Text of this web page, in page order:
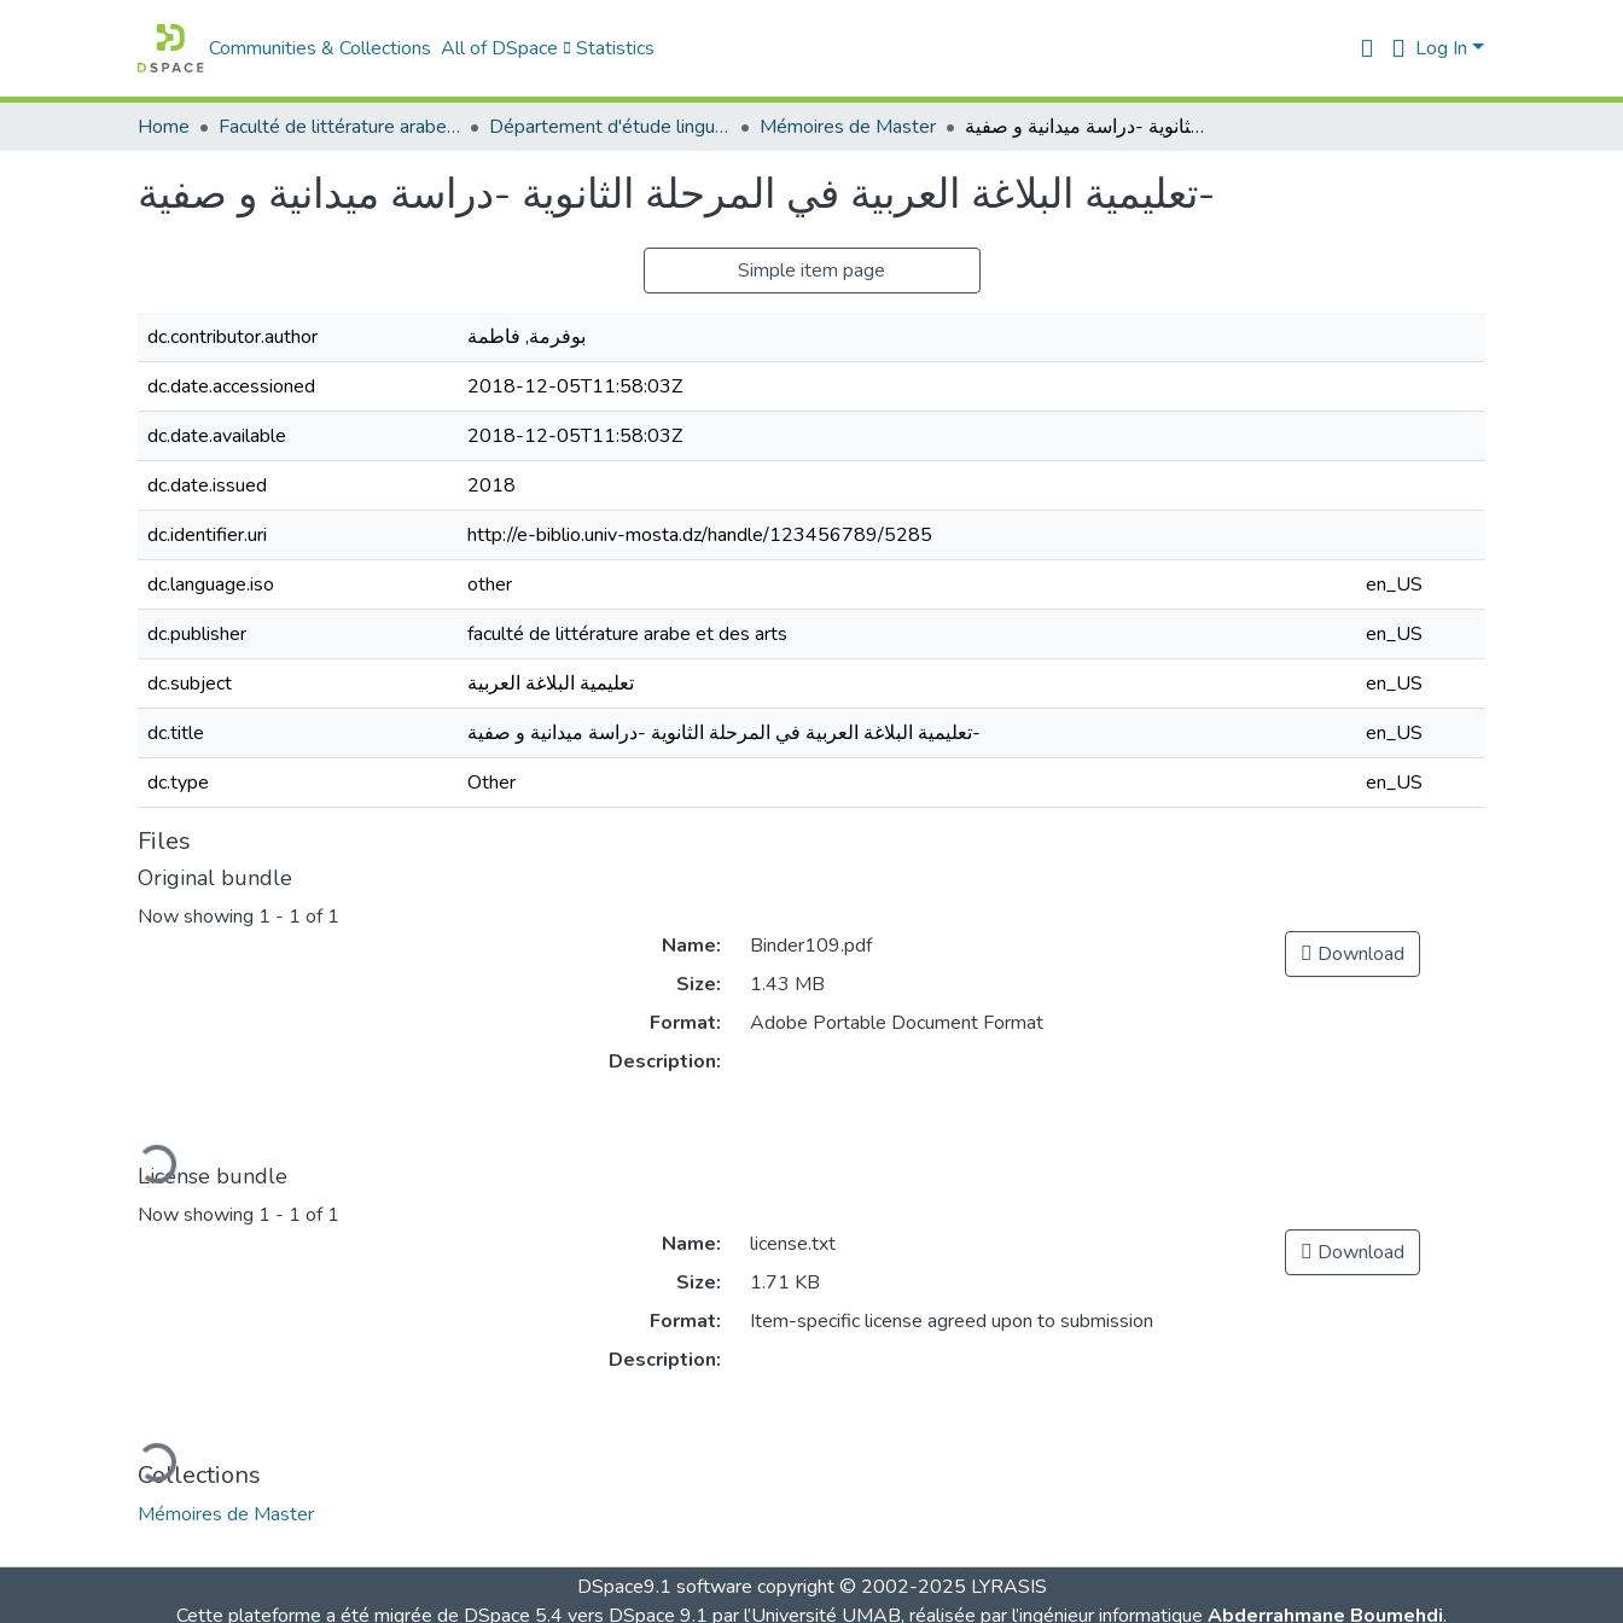
Communities & Collections All of DSpace Statistics Log In
Home Faculté de littérature arabe et des arts Département d'étude linguistique Mémoires de Master تعليمية البلاغة العربية في المرحلة الثانوية -دراسة ميدانية و صفية-
تعليمية البلاغة العربية في المرحلة الثانوية -دراسة ميدانية و صفية-
Simple item page
dc.contributor.author
بوفرمة, فاطمة
dc.date.accessioned
2018-12-05T11:58:03Z
dc.date.available
2018-12-05T11:58:03Z
dc.date.issued
2018
dc.identifier.uri
http://e-biblio.univ-mosta.dz/handle/123456789/5285
dc.language.iso
other
en_US
dc.publisher
faculté de littérature arabe et des arts
en_US
dc.subject
تعليمية البلاغة العربية
en_US
dc.title
تعليمية البلاغة العربية في المرحلة الثانوية -دراسة ميدانية و صفية-
en_US
dc.type
Other en_US
Files
Original bundle
Now showing 1 - 1 of 1
Loading...
Name:
Binder109.pdf
Size:
1.43 MB
Format:
Adobe Portable Document Format
Description:
Download
License bundle
Now showing 1 - 1 of 1
Loading...
Name:
license.txt
Size:
1.71 KB
Format:
Item-specific license agreed upon to submission
Description:
Download
Collections
Mémoires de Master
DSpace9.1 software copyright © 2002-2025 LYRASIS
Cette plateforme a été migrée de DSpace 5.4 vers DSpace 9.1 par l’Université UMAB, réalisée par l’ingénieur informatique Abderrahmane Boumehdi.